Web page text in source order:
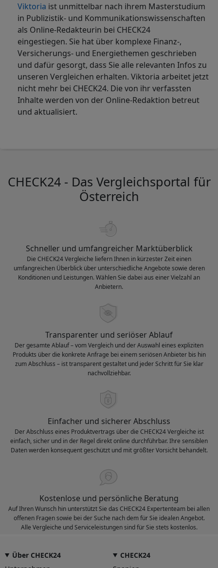
Viktoria ist unmittelbar nach ihrem Masterstudium
in Publizistik- und Kommunikationswissenschaften
als Online-Redakteurin bei CHECK24
eingestiegen. Sie hat über komplexe Finanz-,
Versicherungs- und Energiethemen geschrieben
und dafür gesorgt, dass Sie alle relevanten Infos zu
unseren Vergleichen erhalten. Viktoria arbeitet jetzt
nicht mehr bei CHECK24. Die von ihr verfassten
Inhalte werden von der Online-Redaktion betreut
und aktualisiert.
CHECK24 - Das Vergleichsportal für
Österreich
Schneller und umfangreicher Marktüberblick
Die CHECK24 Vergleiche liefern Ihnen in kürzester Zeit einen
umfangreichen Überblick über unterschiedliche Angebote sowie deren
Konditionen und Leistungen. Wählen Sie dabei aus einer Vielzahl an
Anbietern.
Transparenter und seriöser Ablauf
Der gesamte Ablauf – vom Vergleich und der Auswahl eines expliziten
Produkts über die konkrete Anfrage bei einem seriösen Anbieter bis hin
zum Abschluss – ist transparent gestaltet und jeder Schritt für Sie klar
nachvollziehbar.
Einfacher und sicherer Abschluss
Der Abschluss eines Produktvertrags über die CHECK24 Vergleiche ist
einfach, sicher und in der Regel direkt online durchführbar. Ihre sensiblen
Daten werden konsequent geschützt und mit größter Vorsicht behandelt.
Kostenlose und persönliche Beratung
Auf Ihren Wunsch hin unterstützt Sie das CHECK24 Expertenteam bei allen
offenen Fragen sowie bei der Suche nach dem für Sie idealen Angebot.
Alle Vergleiche und Serviceleistungen sind für Sie stets kostenlos.
Über CHECK24
CHECK24